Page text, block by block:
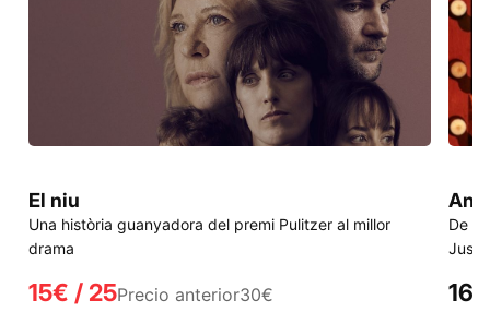
El niu
Una història guanyadora del premi Pulitzer al millor
drama
15€ / 25Precio anterior30€
De
16€